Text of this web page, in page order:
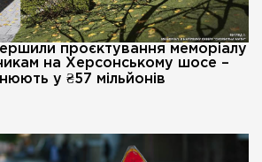
проєктування меморіалу
на Херсонському шосе –
у ₴57 мільйонів